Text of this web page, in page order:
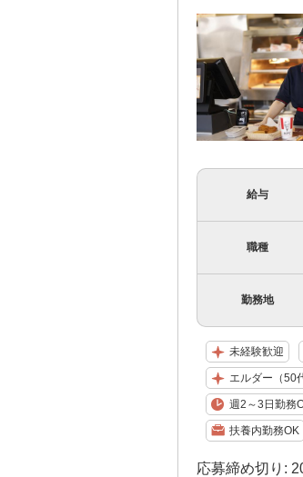
給与
職種
勤務地
未経験歓迎
エルダー（50
週2～3日勤務
扶養内勤務OK
応募締め切り: